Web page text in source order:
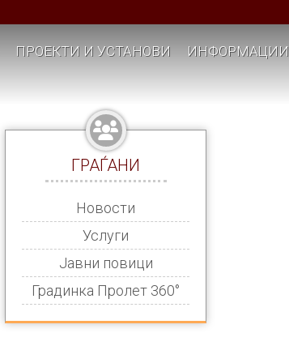
ПРОЕКТИ И УСТАНОВИ ИНФОРМАЦИИ
ГРАЃАНИ
Новости
Услуги
Јавни повици
Градинка Пролет 360°